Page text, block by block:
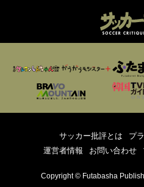
サッカー批評とは
プ
運営者情報
お問い合わせ
Copyright © Futabasha